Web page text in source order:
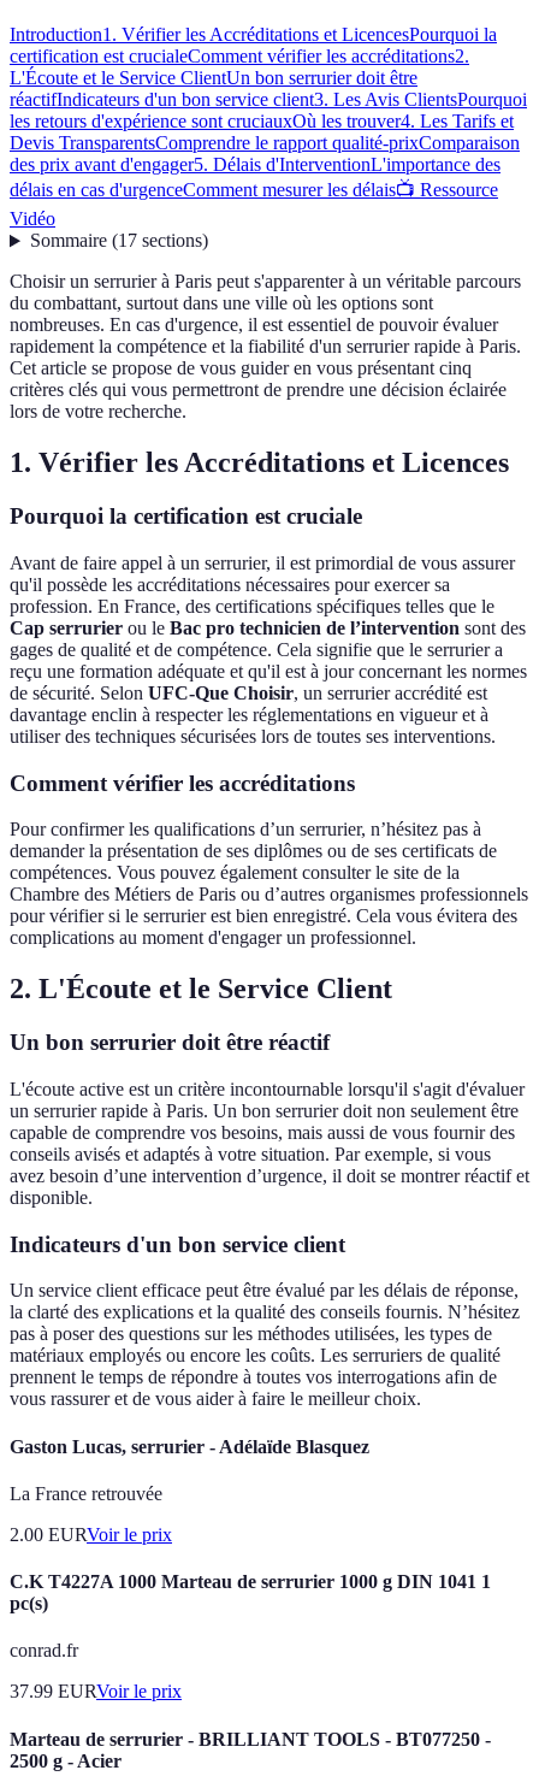
Introduction1. Vérifier les Accréditations et LicencesPourquoi la
certification est crucialeComment vérifier les accréditations2.
L'Écoute et le Service ClientUn bon serrurier doit être
réactifIndicateurs d'un bon service client3. Les Avis ClientsPourquoi
les retours d'expérience sont cruciauxOù les trouver4. Les Tarifs et
Devis TransparentsComprendre le rapport qualité-prixComparaison
des prix avant d'engager5. Délais d'InterventionL'importance des
délais en cas d'urgenceComment mesurer les délais📺 Ressource
Vidéo
Sommaire(17 sections)
Choisir un serrurier à Paris peut s'apparenter à un véritable parcours
du combattant, surtout dans une ville où les options sont
nombreuses. En cas d'urgence, il est essentiel de pouvoir évaluer
rapidement la compétence et la fiabilité d'un serrurier rapide à Paris.
Cet article se propose de vous guider en vous présentant cinq
critères clés qui vous permettront de prendre une décision éclairée
lors de votre recherche.
1. Vérifier les Accréditations et Licences
Pourquoi la certification est cruciale
Avant de faire appel à un serrurier, il est primordial de vous assurer
qu'il possède les accréditations nécessaires pour exercer sa
profession. En France, des certifications spécifiques telles que le
Cap serrurier ou le Bac pro technicien de l’intervention sont des
gages de qualité et de compétence. Cela signifie que le serrurier a
reçu une formation adéquate et qu'il est à jour concernant les normes
de sécurité. Selon UFC-Que Choisir, un serrurier accrédité est
davantage enclin à respecter les réglementations en vigueur et à
utiliser des techniques sécurisées lors de toutes ses interventions.
Comment vérifier les accréditations
Pour confirmer les qualifications d’un serrurier, n’hésitez pas à
demander la présentation de ses diplômes ou de ses certificats de
compétences. Vous pouvez également consulter le site de la
Chambre des Métiers de Paris ou d’autres organismes professionnels
pour vérifier si le serrurier est bien enregistré. Cela vous évitera des
complications au moment d'engager un professionnel.
2. L'Écoute et le Service Client
Un bon serrurier doit être réactif
L'écoute active est un critère incontournable lorsqu'il s'agit d'évaluer
un serrurier rapide à Paris. Un bon serrurier doit non seulement être
capable de comprendre vos besoins, mais aussi de vous fournir des
conseils avisés et adaptés à votre situation. Par exemple, si vous
avez besoin d’une intervention d’urgence, il doit se montrer réactif et
disponible.
Indicateurs d'un bon service client
Un service client efficace peut être évalué par les délais de réponse,
la clarté des explications et la qualité des conseils fournis. N’hésitez
pas à poser des questions sur les méthodes utilisées, les types de
matériaux employés ou encore les coûts. Les serruriers de qualité
prennent le temps de répondre à toutes vos interrogations afin de
vous rassurer et de vous aider à faire le meilleur choix.
Gaston Lucas, serrurier - Adélaïde Blasquez
La France retrouvée
2.00 EURVoir le prix
C.K T4227A 1000 Marteau de serrurier 1000 g DIN 1041 1
pc(s)
conrad.fr
37.99 EURVoir le prix
Marteau de serrurier - BRILLIANT TOOLS - BT077250 -
2500 g - Acier